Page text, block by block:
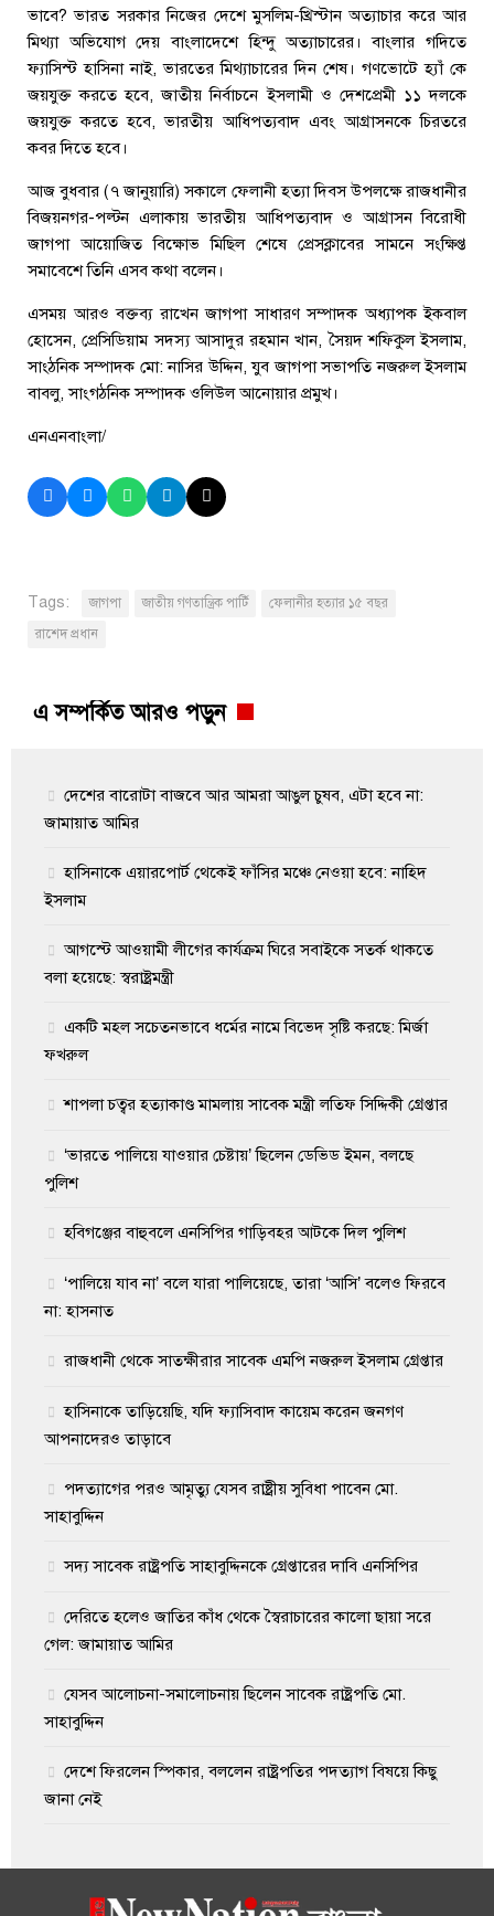
ভাবে? ভারত সরকার নিজের দেশে মুসলিম-খ্রিস্টান অত্যাচার করে আর
মিথ্যা অভিযোগ দেয় বাংলাদেশে হিন্দু অত্যাচারের। বাংলার গদিতে
ফ্যাসিস্ট হাসিনা নাই, ভারতের মিথ্যাচারের দিন শেষ। গণভোটে হ্যাঁ কে
জয়যুক্ত করতে হবে, জাতীয় নির্বাচনে ইসলামী ও দেশপ্রেমী ১১ দলকে
জয়যুক্ত করতে হবে, ভারতীয় আধিপত্যবাদ এবং আগ্রাসনকে চিরতরে
কবর দিতে হবে।
আজ বুধবার (৭ জানুয়ারি) সকালে ফেলানী হত্যা দিবস উপলক্ষে রাজধানীর
বিজয়নগর-পল্টন এলাকায় ভারতীয় আধিপত্যবাদ ও আগ্রাসন বিরোধী
জাগপা আয়োজিত বিক্ষোভ মিছিল শেষে প্রেসক্লাবের সামনে সংক্ষিপ্ত
সমাবেশে তিনি এসব কথা বলেন।
এসময় আরও বক্তব্য রাখেন জাগপা সাধারণ সম্পাদক অধ্যাপক ইকবাল
হোসেন, প্রেসিডিয়াম সদস্য আসাদুর রহমান খান, সৈয়দ শফিকুল ইসলাম,
সাংঠনিক সম্পাদক মো: নাসির উদ্দিন, যুব জাগপা সভাপতি নজরুল ইসলাম
বাবলু, সাংগঠনিক সম্পাদক ওলিউল আনোয়ার প্রমুখ।
এনএনবাংলা/
Tags: জাগপা জাতীয় গণতান্ত্রিক পার্টি
ফেলানীর হত্যার ১৫ বছর
রাশেদ প্রধান
এ সম্পর্কিত আরও পড়ুন
দেশের বারোটা বাজবে আর আমরা আঙুল চুষব, এটা হবে না:
জামায়াত আমির
হাসিনাকে এয়ারপোর্ট থেকেই ফাঁসির মঞ্চে নেওয়া হবে: নাহিদ
ইসলাম
আগস্টে আওয়ামী লীগের কার্যক্রম ঘিরে সবাইকে সতর্ক থাকতে
বলা হয়েছে: স্বরাষ্ট্রমন্ত্রী
একটি মহল সচেতনভাবে ধর্মের নামে বিভেদ সৃষ্টি করছে: মির্জা
ফখরুল
শাপলা চত্বর হত্যাকাণ্ড মামলায় সাবেক মন্ত্রী লতিফ সিদ্দিকী গ্রেপ্তার
‘ভারতে পালিয়ে যাওয়ার চেষ্টায়’ ছিলেন ডেভিড ইমন, বলছে
পুলিশ
হবিগঞ্জের বাহুবলে এনসিপির গাড়িবহর আটকে দিল পুলিশ
‘পালিয়ে যাব না’ বলে যারা পালিয়েছে, তারা ‘আসি’ বলেও ফিরবে
না: হাসনাত
রাজধানী থেকে সাতক্ষীরার সাবেক এমপি নজরুল ইসলাম গ্রেপ্তার
হাসিনাকে তাড়িয়েছি, যদি ফ্যাসিবাদ কায়েম করেন জনগণ
আপনাদেরও তাড়াবে
পদত্যাগের পরও আমৃত্যু যেসব রাষ্ট্রীয় সুবিধা পাবেন মো.
সাহাবুদ্দিন
সদ্য সাবেক রাষ্ট্রপতি সাহাবুদ্দিনকে গ্রেপ্তারের দাবি এনসিপির
দেরিতে হলেও জাতির কাঁধ থেকে স্বৈরাচারের কালো ছায়া সরে
গেল: জামায়াত আমির
যেসব আলোচনা-সমালোচনায় ছিলেন সাবেক রাষ্ট্রপতি মো.
সাহাবুদ্দিন
দেশে ফিরলেন স্পিকার, বললেন রাষ্ট্রপতির পদত্যাগ বিষয়ে কিছু
জানা নেই